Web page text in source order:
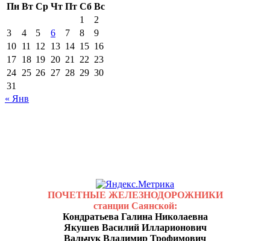
Пн Вт Ср Чт Пт Сб Вс
1
2
3
4 5 6 7 8
9
10 11 12 13 14 15 16
17 18 19 20 21 22 23
24 25 26 27 28 29 30
31
« Янв
ПОЧЕТНЫЕ ЖЕЛЕЗНОДОРОЖНИКИ
станции Саянской:
Кондратьева Галина Николаевна
Якушев Василий Илларионович
Вальчук Владимир Трофимович